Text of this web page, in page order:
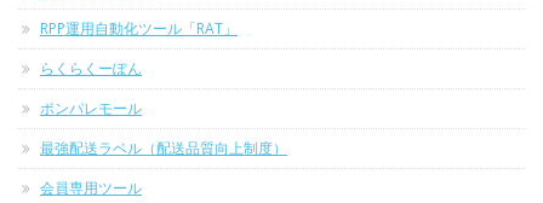
RPP運用自動化ツール「RAT」
らくらくーぽん
ポンパレモール
最強配送ラベル（配送品質向上制度）
会員専用ツール